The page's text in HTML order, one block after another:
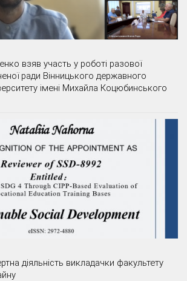
взяв участь у роботі разової
ради Вінницького державного
імені Михайла Коцюбинського
діяльність викладачки факультету